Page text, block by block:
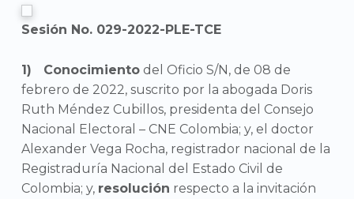
Sesión No. 029-2022-PLE-TCE
Conocimientodel Oficio S/N, de 08 de
febrero de 2022, suscrito por la abogada Doris
Ruth Méndez Cubillos, presidenta del Consejo
Nacional Electoral – CNE Colombia; y, el doctor
Alexander Vega Rocha, registrador nacional de la
Registraduría Nacional del Estado Civil de
Colombia; y, resolución respecto a la invitación